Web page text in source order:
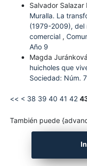
Salvador Salazar
Muralla. La
(1979-2009), del
comercial ,
Año 9
Magda
huicholes que
Sociedad: Núm.
<< < 38 39 40 41 42
También puede